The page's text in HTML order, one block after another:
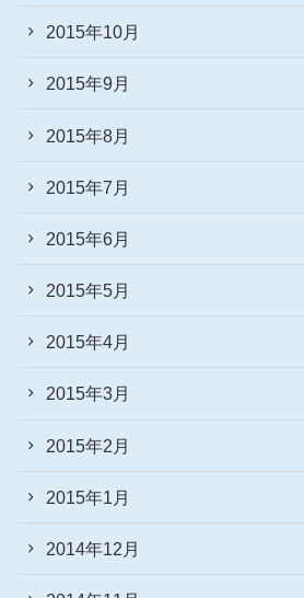
2015年10月
2015年9月
2015年8月
2015年7月
2015年6月
2015年5月
2015年4月
2015年3月
2015年2月
2015年1月
2014年12月